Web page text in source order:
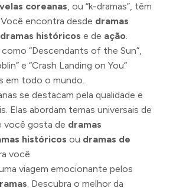
coreanas, ou “k-dramas”, têm
encontra desde dramas
dramas históricos e de ação.
“Descendants of the Sun”,
e “Crash Landing on You”
em todo o mundo.
se destacam pela qualidade e
Elas abordam temas universais de
você gosta de dramas
históricos ou dramas de
você.
viagem emocionante pelos
. Descubra o melhor da